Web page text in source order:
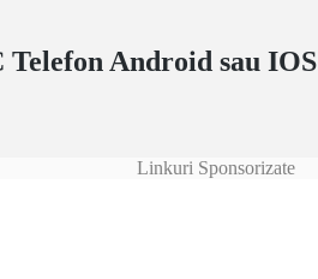
Telefon Android sau IOS
Linkuri Sponsorizate